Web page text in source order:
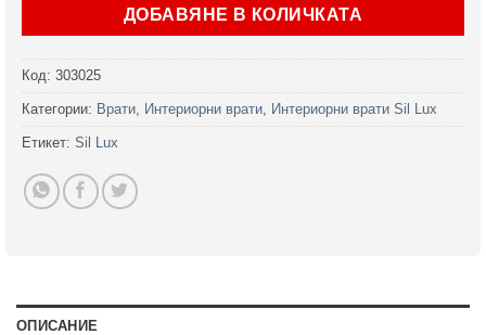
ДОБАВЯНЕ В КОЛИЧКАТА
Код: 303025
Категории: Врати Интериорни врати Интериорни врати Sil Lux
Етикет: Sil Lux
ОПИСАНИЕ